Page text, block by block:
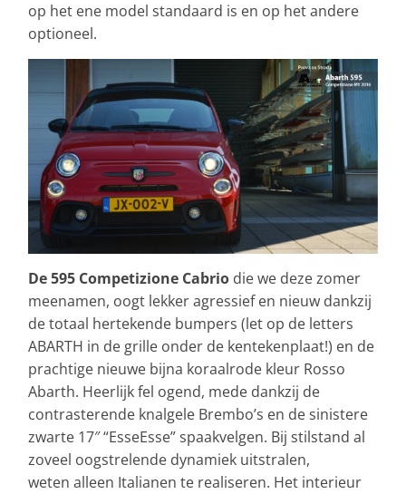
op het ene model standaard is en op het andere
optioneel.
De 595 Competizione Cabrio die we deze zomer
meenamen, oogt lekker agressief en nieuw dankzij
de totaal hertekende bumpers (let op de letters
ABARTH in de grille onder de kentekenplaat!) en de
prachtige nieuwe bijna koraalrode kleur Rosso
Abarth. Heerlijk fel ogend, mede dankzij de
contrasterende knalgele Brembo’s en de sinistere
zwarte 17″ “EsseEsse” spaakvelgen. Bij stilstand al
zoveel oogstrelende dynamiek uitstralen,
weten alleen Italianen te realiseren. Het interieur